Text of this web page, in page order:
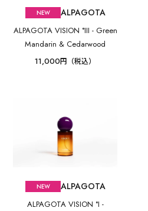
ALPAGOTA
ALPAGOTA VISION °III - Green
Mandarin & Cedarwood
11,000円（税込）
ALPAGOTA
ALPAGOTA VISION °I -